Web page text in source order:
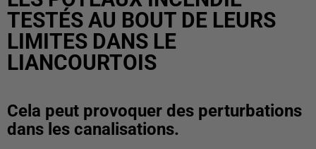
TESTÉS AU BOUT DE LEURS
LIMITES DANS LE
LIANCOURTOIS
Cela peut provoquer des perturbations
dans les canalisations.